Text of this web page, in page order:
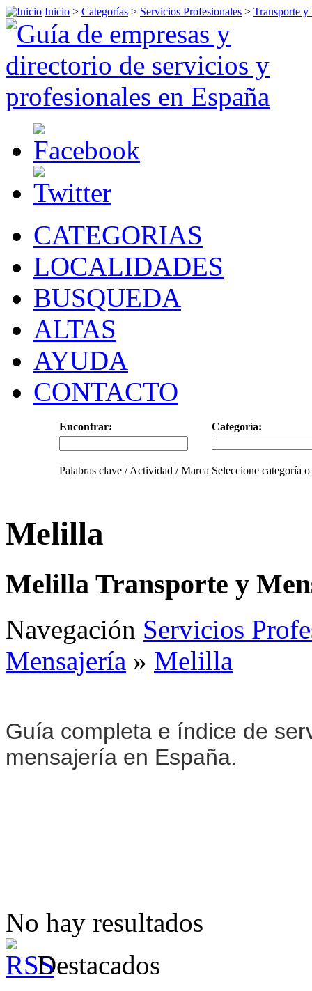
Inicio > Categorías > Servicios Profesionales > Transporte y
CATEGORIAS
LOCALIDADES
BUSQUEDA
ALTAS
AYUDA
CONTACTO
Encontrar: Categoría:
Palabras clave / Actividad / Marca Seleccione categoría
Melilla
Melilla Transporte y
Navegación Servicios
Mensajería » Melilla
Guía completa e índice de
mensajería en España.
No hay resultados
Destacados